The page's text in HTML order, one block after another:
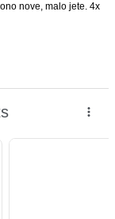
nove, malo jete. 4x